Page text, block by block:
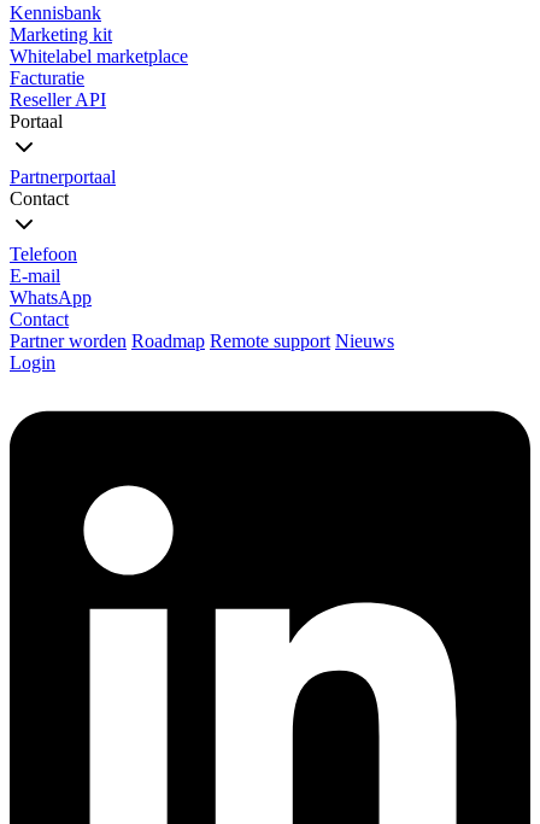
Kennisbank
Marketing kit
Whitelabel marketplace
Facturatie
Reseller API
Portaal
Partnerportaal
Contact
Telefoon
E-mail
WhatsApp
Contact
Partner worden Roadmap Remote support Nieuws
Login